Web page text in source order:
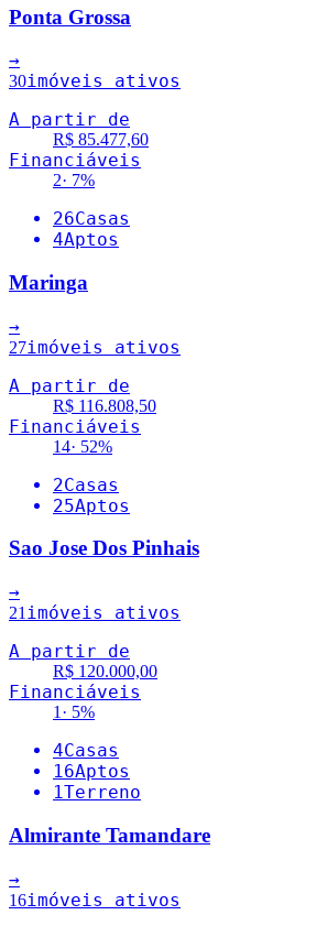
Ponta Grossa
→
30imóveis ativos
A partir de
R$ 85.477,60
Financiáveis
2· 7%
26Casas
4Aptos
Maringa
→
27imóveis ativos
A partir de
R$ 116.808,50
Financiáveis
14· 52%
2Casas
25Aptos
Sao Jose Dos Pinhais
→
21 imóveis ativos
A partir de
R$ 120.000,00
Financiáveis
1 · 5%
4Casas
16Aptos
1Terreno
Almirante Tamandare
→
16imóveis ativos